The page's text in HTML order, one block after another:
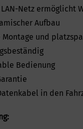
Netz ermöglicht
Aufbau
Montage und
Bedienung
in den